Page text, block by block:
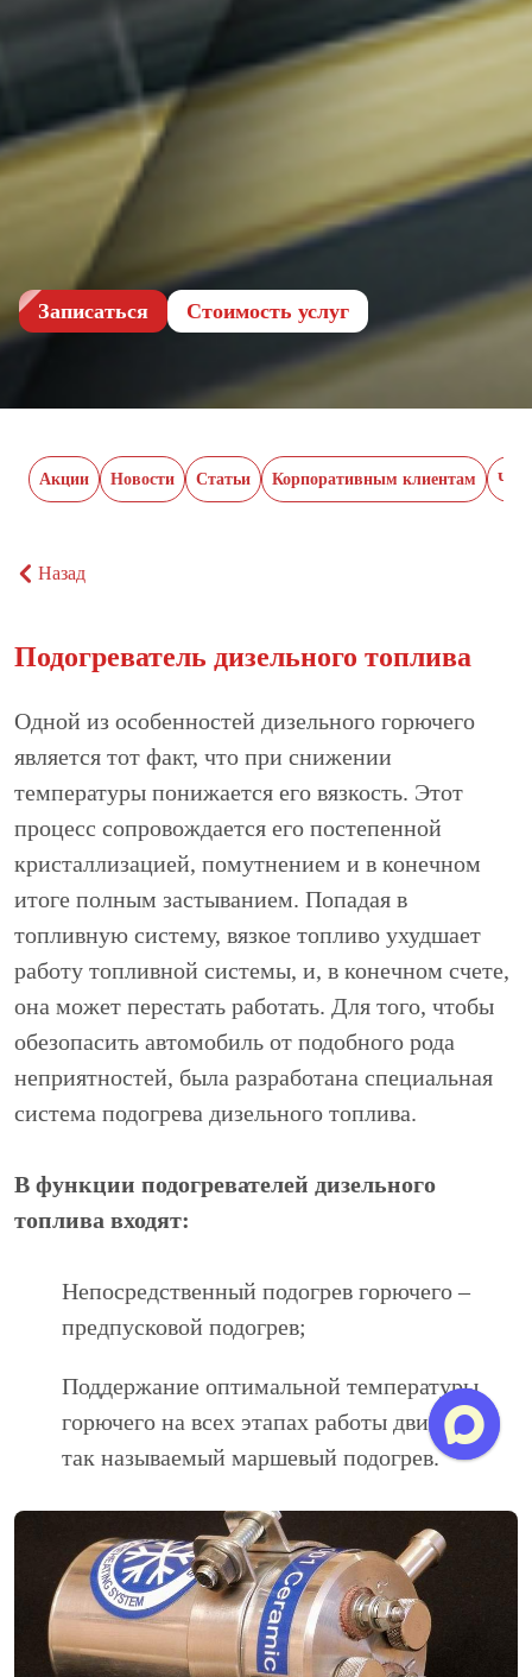
Записаться Cтоимость услуг
Акции Новости Статьи Корпоративным клиентам
Назад
Подогреватель дизельного топлива
Одной из особенностей дизельного горючего
является тот факт, что при снижении
температуры понижается его вязкость. Этот
процесс сопровождается его постепенной
кристаллизацией, помутнением и в конечном
итоге полным застыванием. Попадая в
топливную систему, вязкое топливо ухудшает
работу топливной системы, и, в конечном счете,
она может перестать работать. Для того, чтобы
обезопасить автомобиль от подобного рода
неприятностей, была разработана специальная
система подогрева дизельного топлива.
В функции подогревателей дизельного
топлива входят:
Непосредственный подогрев горючего –
предпусковой подогрев;
Поддержание оптимальной температуры
горючего на всех этапах работы двигателя,
так называемый маршевый подогрев.